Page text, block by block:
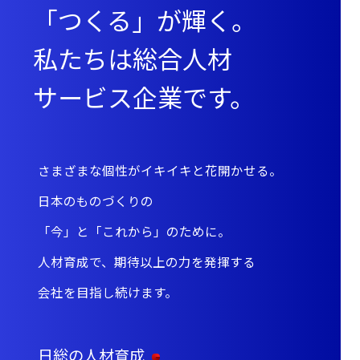
「つくる」が輝く。
私たちは総合人材
サービス企業です。
さまざまな個性がイキイキと花開かせる。
日本のものづくりの
「今」と「これから」のために。
人材育成で、期待以上の力を発揮する
会社を目指し続けます。
日総の人材育成